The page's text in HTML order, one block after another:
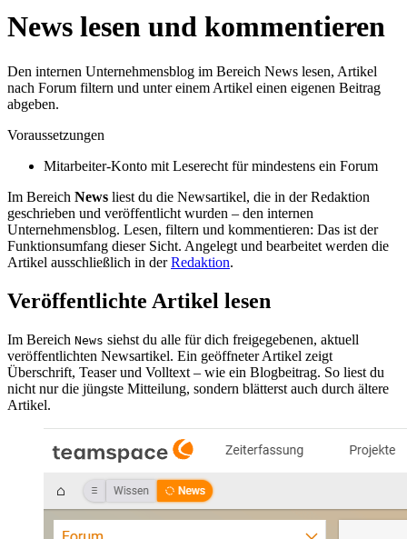
News lesen und kommentieren
Den internen Unternehmensblog im Bereich News lesen, Artikel
nach Forum filtern und unter einem Artikel einen eigenen Beitrag
abgeben.
Voraussetzungen
Mitarbeiter-Konto mit Leserecht für mindestens ein Forum
Im Bereich News liest du die Newsartikel, die in der Redaktion
geschrieben und veröffentlicht wurden – den internen
Unternehmensblog. Lesen, filtern und kommentieren: Das ist der
Funktionsumfang dieser Sicht. Angelegt und bearbeitet werden die
Artikel ausschließlich in derRedaktion.
Veröffentlichte Artikel lesen
Im Bereich News siehst du alle für dich freigegebenen, aktuell
veröffentlichten Newsartikel. Ein geöffneter Artikel zeigt
Überschrift, Teaser und Volltext – wie ein Blogbeitrag. So liest du
nicht nur die jüngste Mitteilung, sondern blätterst auch durch ältere
Artikel.